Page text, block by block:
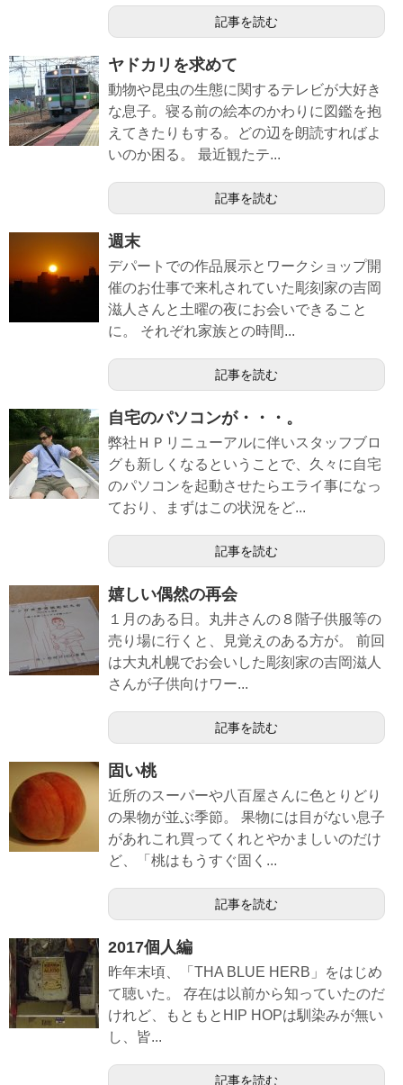
記事を読む
ヤドカリを求めて
動物や昆虫の生態に関するテレビが大好き
な息子。寝る前の絵本のかわりに図鑑を抱
えてきたりもする。どの辺を朗読すればよ
いのか困る。 最近観たテ...
記事を読む
週末
デパートでの作品展示とワークショップ開
催のお仕事で来札されていた彫刻家の吉岡
滋人さんと土曜の夜にお会いできること
に。 それぞれ家族との時間...
記事を読む
自宅のパソコンが・・・。
弊社ＨＰリニューアルに伴いスタッフブロ
グも新しくなるということで、久々に自宅
のパソコンを起動させたらエライ事になっ
ており、まずはこの状況をど...
記事を読む
嬉しい偶然の再会
１月のある日。丸井さんの８階子供服等の
売り場に行くと、見覚えのある方が。 前回
は大丸札幌でお会いした彫刻家の吉岡滋人
さんが子供向けワー...
記事を読む
固い桃
近所のスーパーや八百屋さんに色とりどり
の果物が並ぶ季節。 果物には目がない息子
があれこれ買ってくれとやかましいのだけ
ど、「桃はもうすぐ固く...
記事を読む
2017個人編
昨年末頃、「THA BLUE HERB」をはじめ
て聴いた。 存在は以前から知っていたのだ
けれど、もともとHIP HOPは馴染みが無い
し、皆...
記事を読む